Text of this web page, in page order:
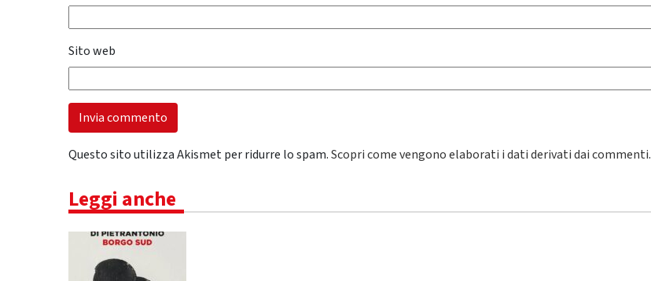
Sito web
Questo sito utilizza Akismet per ridurre lo spam.Scopri come vengono elaborati i dati derivati dai commenti.
Leggi anche